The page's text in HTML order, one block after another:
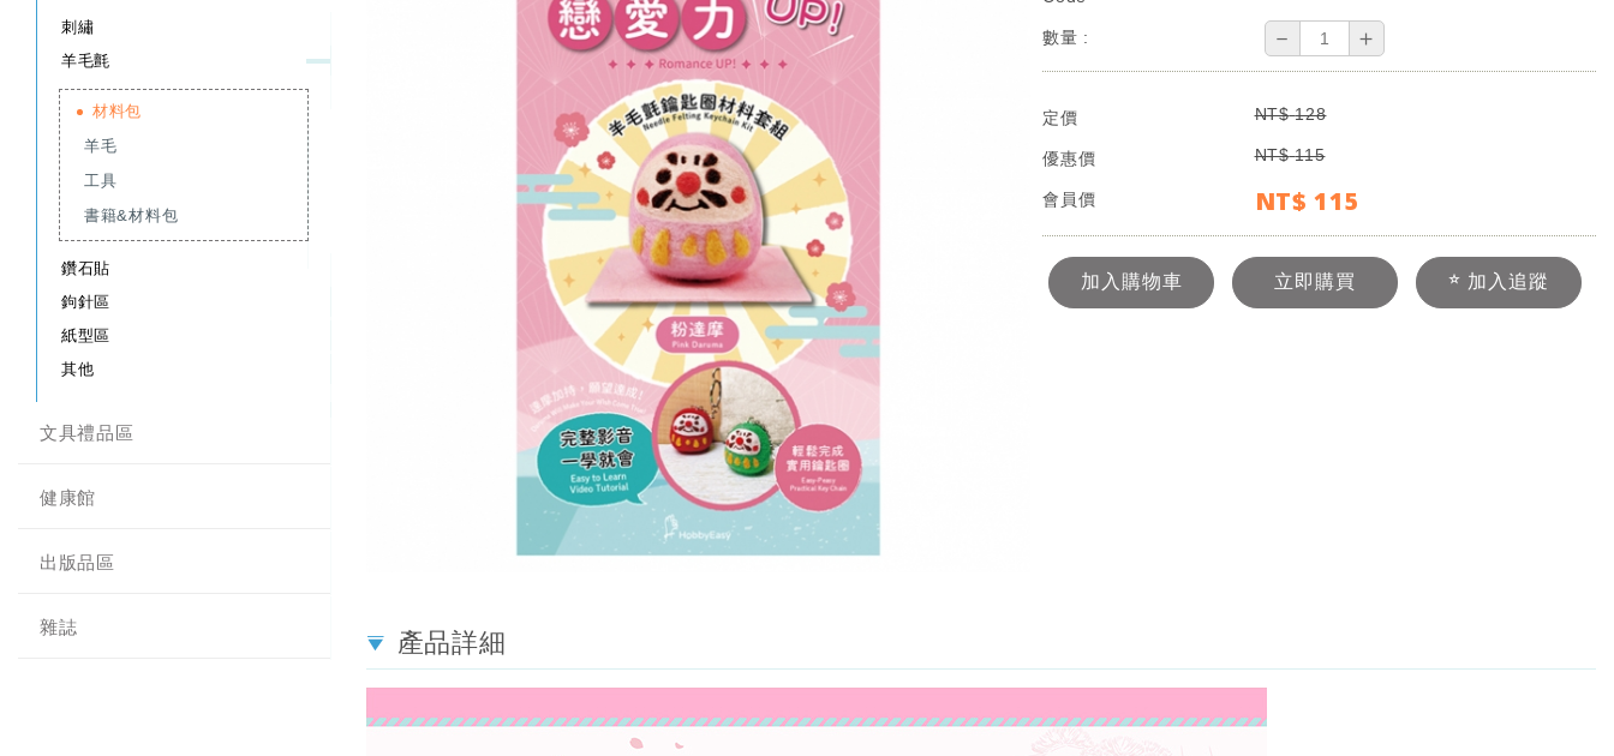
刺繡
羊毛氈
材料包
羊毛
工具
書籍&材料包
鑽石貼
鉤針區
紙型區
其他
文具禮品區
健康館
出版品區
雜誌
數量 : － ＋
定價 NT$ 128
優惠價 NT$ 115
會員價 NT$ 115
加入購物車 立即購買 加入追蹤
產品詳細